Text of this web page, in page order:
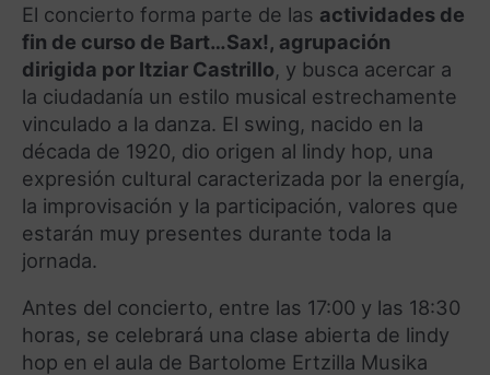
El concierto forma parte de las actividades de
fin de curso de Bart…Sax!, agrupación
dirigida por Itziar Castrillo, y busca acercar a
la ciudadanía un estilo musical estrechamente
vinculado a la danza. El swing, nacido en la
década de 1920, dio origen al lindy hop, una
expresión cultural caracterizada por la energía,
la improvisación y la participación, valores que
estarán muy presentes durante toda la
jornada.
Antes del concierto, entre las 17:00 y las 18:30
horas, se celebrará una clase abierta de lindy
hop en el aula de Bartolome Ertzilla Musika